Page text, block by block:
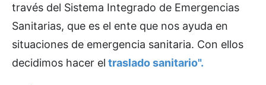
través del Sistema Integrado de Emergencias
Sanitarias, que es el ente que nos ayuda en
situaciones de emergencia sanitaria. Con ellos
decidimos hacer el traslado sanitario".